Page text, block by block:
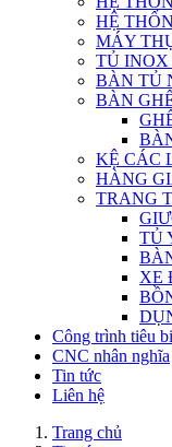
HỆ
MÁY
TỦ
BÀN TỦ
BÀN
KỆ CÁC
HÀNG
TRANG
TỦ
XE
Công trình tiêu
CNC nhân nghĩa
Tin tức
Liên hệ
Trang chủ